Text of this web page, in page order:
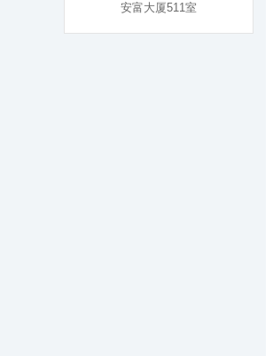
安富大厦511室